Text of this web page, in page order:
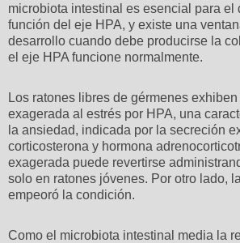
microbiota intestinal es esencial para el
función del eje HPA, y existe una
desarrollo cuando debe producirse la
el eje HPA funcione normalmente.
Los ratones libres de gérmenes
exagerada al estrés por HPA, una
la ansiedad, indicada por la secreción
corticosterona y hormona
exagerada puede revertirse
solo en ratones jóvenes. Por otro lado,
empeoró la condición.
Como el microbiota intestinal media la